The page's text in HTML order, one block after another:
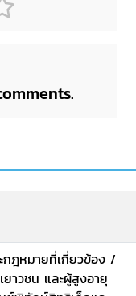
ฎหมายที่เกี่ยวข้อง /
าวชน และผู้สูงอายุ